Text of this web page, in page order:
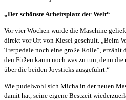
„Der schönste Arbeitsplatz der Welt“
Vor vier Wochen wurde die Maschine
direkt vor Ort von Kiesel geschult. „Beim
Tretpedale noch eine große Rolle“, erzählt
den Füßen kaum noch was zu tun, denn
über die beiden Joysticks ausgeführt.“
Wie pudelwohl sich Micha in der neuen
damit hat, seine eigene Bestzeit